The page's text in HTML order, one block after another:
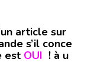
article sur
s’il conce
est OUI ! à u